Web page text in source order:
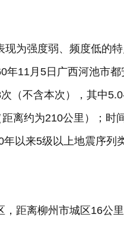
为强度弱、频度低的
年11月5日广西河池市
（不含本次），其中
离约为210公里）；时
以来5级以上地震序列
距离柳州市城区16公